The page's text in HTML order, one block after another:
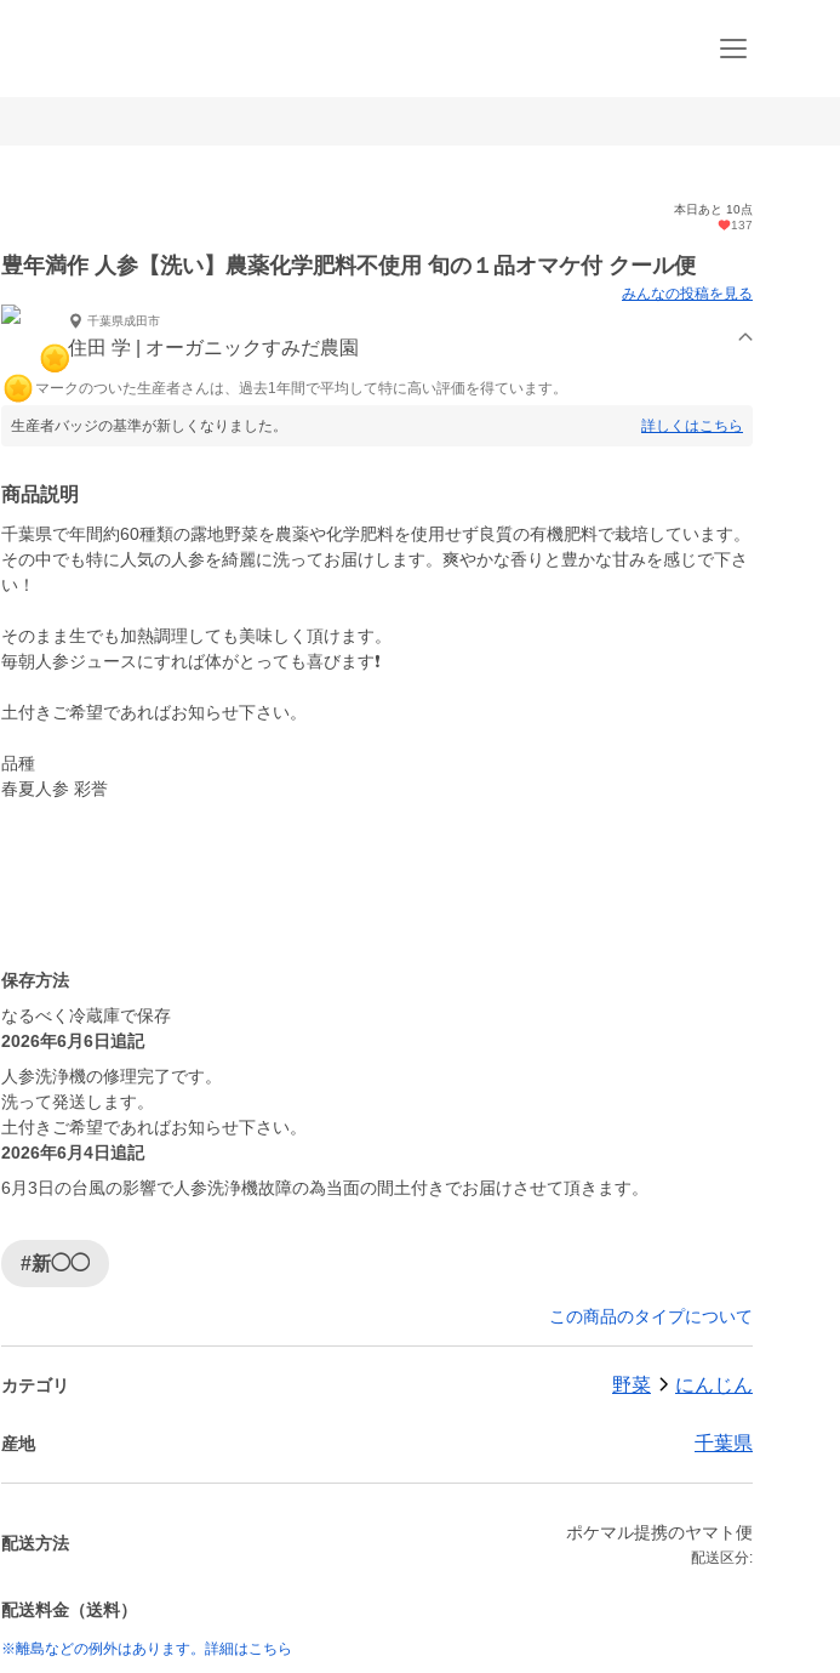
本日あと 10点
137
豊年満作 人参【洗い】農薬化学肥料不使用 旬の１品オマケ付 クール便
みんなの投稿を見る
千葉県成田市
住田 学 | オーガニックすみだ農園
マークのついた生産者さんは、過去1年間で平均して特に高い評価を得ています。
生産者バッジの基準が新しくなりました。 詳しくはこちら
商品説明
千葉県で年間約60種類の露地野菜を農薬や化学肥料を使用せず良質の有機肥料で栽培しています。
その中でも特に人気の人参を綺麗に洗ってお届けします。爽やかな香りと豊かな甘みを感じで下さ
い！
そのまま生でも加熱調理しても美味しく頂けます。
毎朝人参ジュースにすれば体がとっても喜びます❗️
土付きご希望であればお知らせ下さい。
品種
春夏人参 彩誉
保存方法
なるべく冷蔵庫で保存
2026年6月6日追記
人参洗浄機の修理完了です。
洗って発送します。
土付きご希望であればお知らせ下さい。
2026年6月4日追記
6月3日の台風の影響で人参洗浄機故障の為当面の間土付きでお届けさせて頂きます。
#新◯◯
この商品のタイプについて
カテゴリ 野菜 にんじん
産地 千葉県
配送方法
ポケマル提携のヤマト便
配送区分:
配送料金（送料）
※離島などの例外はあります。詳細はこちら